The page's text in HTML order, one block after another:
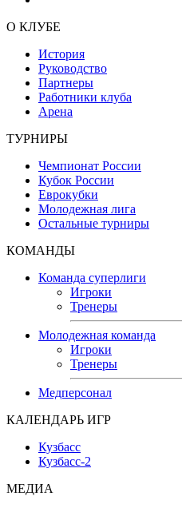
О КЛУБЕ
История
Руководство
Партнеры
Работники клуба
Арена
ТУРНИРЫ
Чемпионат России
Кубок России
Еврокубки
Молодежная лига
Остальные турниры
КОМАНДЫ
Команда суперлиги
Игроки
Тренеры
Молодежная команда
Игроки
Тренеры
Медперсонал
КАЛЕНДАРЬ ИГР
Кузбасс
Кузбасс-2
МЕДИА